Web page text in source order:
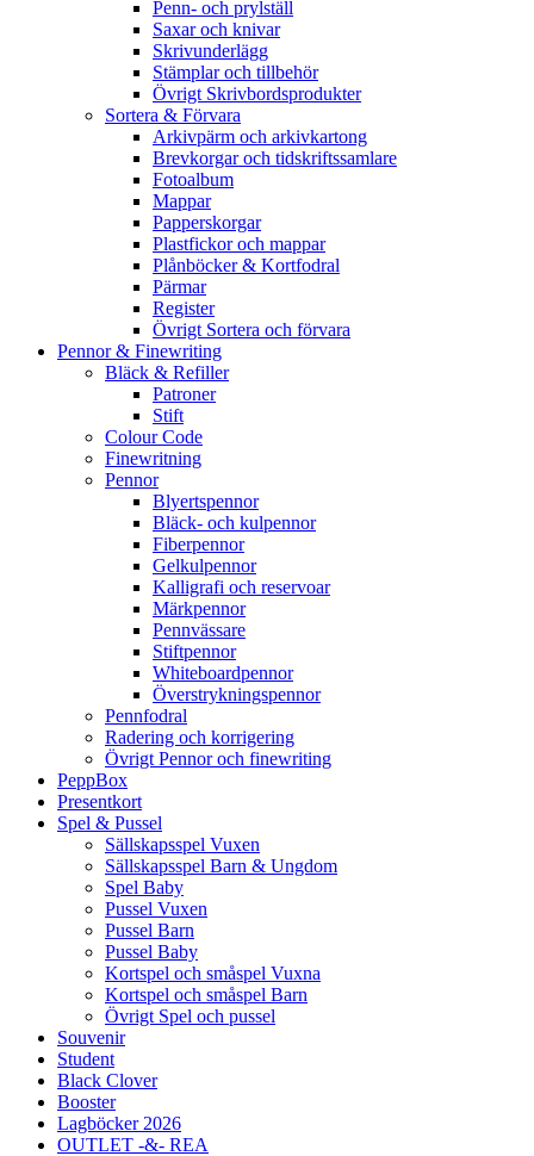
Penn- och prylställ
Saxar och knivar
Skrivunderlägg
Stämplar och tillbehör
Övrigt Skrivbordsprodukter
Sortera & Förvara
Arkivpärm och arkivkartong
Brevkorgar och tidskriftssamlare
Fotoalbum
Mappar
Papperskorgar
Plastfickor och mappar
Plånböcker & Kortfodral
Pärmar
Register
Övrigt Sortera och förvara
Pennor & Finewriting
Bläck & Refiller
Patroner
Stift
Colour Code
Finewritning
Pennor
Blyertspennor
Bläck- och kulpennor
Fiberpennor
Gelkulpennor
Kalligrafi och reservoar
Märkpennor
Pennvässare
Stiftpennor
Whiteboardpennor
Överstrykningspennor
Pennfodral
Radering och korrigering
Övrigt Pennor och finewriting
PeppBox
Presentkort
Spel & Pussel
Sällskapsspel Vuxen
Sällskapsspel Barn & Ungdom
Spel Baby
Pussel Vuxen
Pussel Barn
Pussel Baby
Kortspel och småspel Vuxna
Kortspel och småspel Barn
Övrigt Spel och pussel
Souvenir
Student
Black Clover
Booster
Lagböcker 2026
OUTLET -&- REA